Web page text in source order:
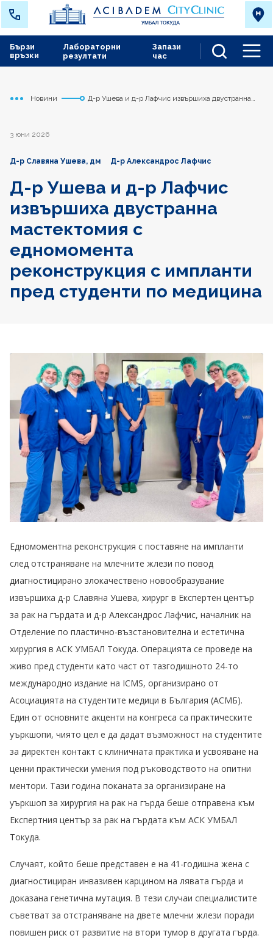
Лабораторни
резултати
Запази
час
Бързи
връзки
Начало
Токуда
Новини
Д-р Ушева и д-р Лафчис извършиха двустранна
3 юни 2026
Д-р Славяна Ушева, дм Д-р Александрос Лафчис
Д-р Ушева и д-р Лафчис
извършиха двустранна
мастектомия с
едномомента
реконструкция с импланти
пред студенти по медицина
Едномоментна реконструкция с поставяне на импланти
след отстраняване на млечните жлези по повод
диагностицирано злокачествено новообразувание
извършиха д-р Славяна Ушева, хирург в Експертен център
за рак на гърдата и д-р Александрос Лафчис, началник на
Отделение по пластично-възстановителна и естетична
хирургия в АСК УМБАЛ Токуда. Операцията се проведе на
живо пред студенти като част от тазгодишното 24-то
международно издание на ICMS, организирано от
Асоциацията на студентите медици в България (АСМБ).
Един от основните акценти на конгреса са практическите
уъркшопи, чиято цел е да дадат възможност на студентите
за директен контакт с клиничната практика и усвояване на
ценни практически умения под ръководството на опитни
ментори. Тази година поканата за организиране на
уъркшоп за хирургия на рак на гърда беше отправена към
Експертния център за рак на гърдата към АСК УМБАЛ
Токуда.
Случаят, който беше представен е на 41-годишна жена с
диагностициран инвазивен карцином на лявата гърда и
доказана генетична мутация. В тези случаи специалистите
съветват за отстраняване на двете млечни жлези поради
повишен риск от развитие на втори тумор в другата гърда.